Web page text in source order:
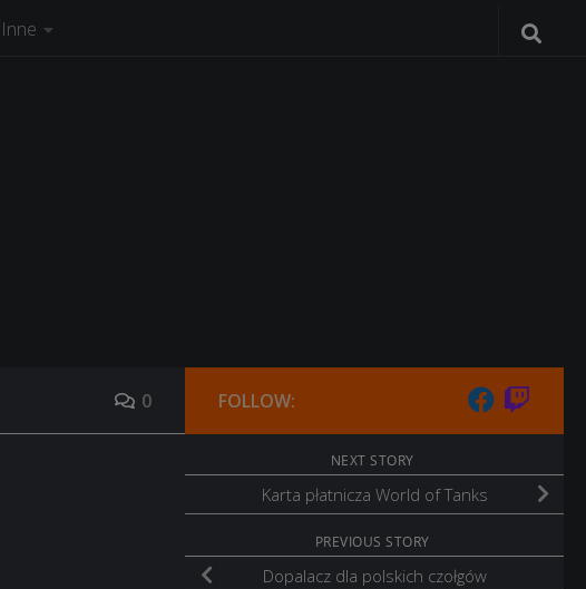
Inne
0 FOLLOW:
NEXT STORY
Karta płatnicza World of Tanks
PREVIOUS STORY
Dopalacz dla polskich czołgów